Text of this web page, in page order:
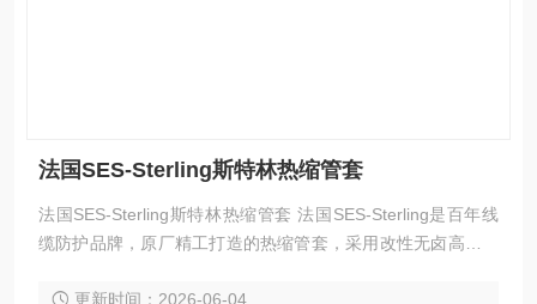
法国SES-Sterling斯特林热缩管套
法国SES-Sterling斯特林热缩管套 法国SES-Sterling是百年线
缆防护品牌，原厂精工打造的热缩管套，采用改性无卤高分子
更新时间：2026-06-04